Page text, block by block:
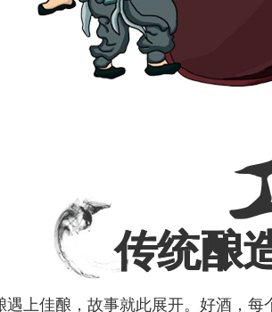
传统酿
遇上佳酿，故事就此展开。好酒，每